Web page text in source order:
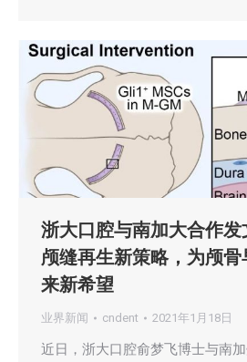
浙大口腔与南加大合作
颅缝再生新策略，为颅
来新希望
业界新闻 cndent 2021年1月18日
近日，浙大口腔俞梦飞博士与南